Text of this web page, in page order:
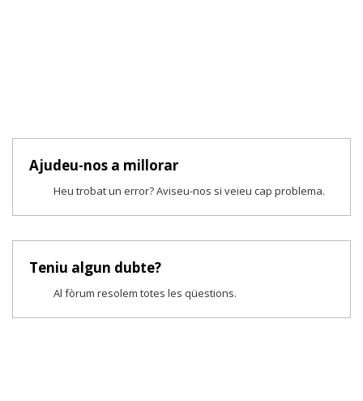
Ajudeu-nos a millorar
Heu trobat un error? Aviseu-nos si veieu cap problema.
Teniu algun dubte?
Al fòrum resolem totes les qüestions.